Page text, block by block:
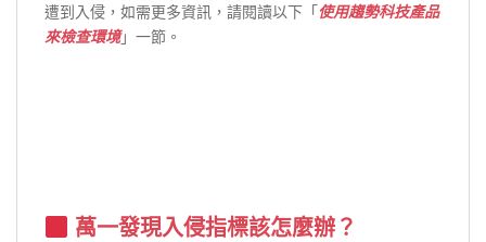
遭到入侵，如需更多資訊，請閱讀以下「使用趨勢科技產品
來檢查環境」一節。
萬一發現入侵指標該怎麼辦？